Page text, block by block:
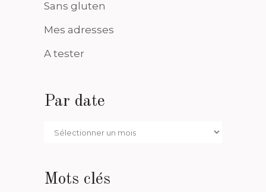
Sans gluten
Mes adresses
A tester
Par date
Par
Mots clés